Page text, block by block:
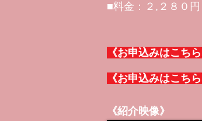
■料金：２,２８０円
《お申込みはこち
《お申込みはこち
《紹介映像》